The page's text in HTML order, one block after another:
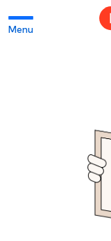
Menu